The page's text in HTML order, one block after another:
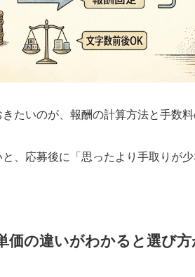
たいのが、報酬の計算方法と手数料
、応募後に「思ったより手取りが
価の違いがわかると選び方